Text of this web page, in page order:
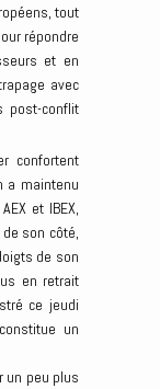
tout
répondre
et en
avec
post-conflit
confortent
a maintenu
et IBEX,
son côté,
de son
en retrait
ce jeudi
un
un peu plus